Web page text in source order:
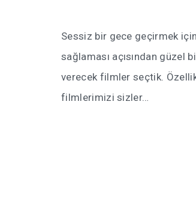
Sessiz bir gece geçirmek
sağlaması açısından güzel
verecek filmler seçtik.
filmlerimizi sizler…